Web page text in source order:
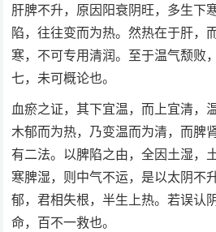
肝脾不升，原因阳衰阴旺，多生下
陷，往往变而为热。然热在于肝，
寒，不可专用清润。至于温气颓败
七，未可概论也。
血瘀之证，其下宜温，而上宜清，
木郁而为热，乃变温而为清，而脾
有二法。以脾陷之由，全因土湿，
寒脾湿，则中气不运，是以太阴不
郁，君相失根，半生上热。若误认
命，百不一救也。